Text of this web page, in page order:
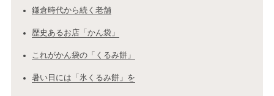
鎌倉時代から続く老舗
歴史あるお店「かん袋」
これがかん袋の「くるみ餅」
暑い日には「氷くるみ餅」を